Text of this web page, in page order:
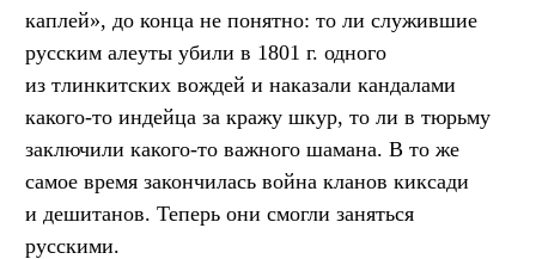
каплей», до конца не понятно: то ли служившие
русским алеуты убили в 1801 г. одного
из тлинкитских вождей и наказали кандалами
какого-то индейца за кражу шкур, то ли в тюрьму
заключили какого-то важного шамана. В то же
самое время закончилась война кланов киксади
и дешитанов. Теперь они смогли заняться
русскими.